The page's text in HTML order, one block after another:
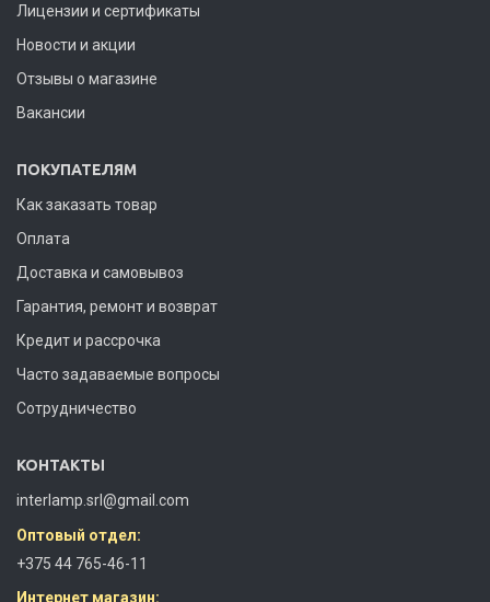
Лицензии и сертификаты
Новости и акции
Отзывы о магазине
Вакансии
ПОКУПАТЕЛЯМ
Как заказать товар
Оплата
Доставка и самовывоз
Гарантия, ремонт и возврат
Кредит и рассрочка
Часто задаваемые вопросы
Сотрудничество
КОНТАКТЫ
interlamp.srl@gmail.com
Оптовый отдел:
+375 44 765-46-11
Интернет магазин: